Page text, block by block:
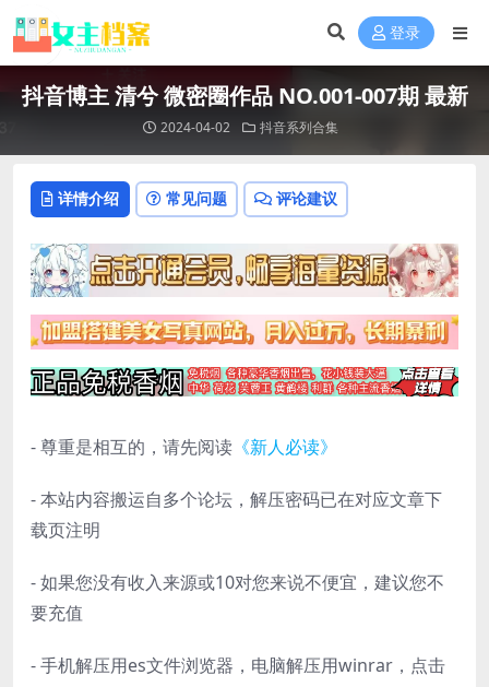
登录
抖音博主 清兮 微密圈作品 NO.001-007期 最新
2024-04-02 抖音系列合集
详情介绍 常见问题 评论建议
- 尊重是相互的，请先阅读 《新人必读》
- 本站内容搬运自多个论坛，解压密码已在对应文章下
载页注明
- 如果您没有收入来源或10对您来说不便宜，建议您不
要充值
- 手机解压用es文件浏览器，电脑解压用winrar，点击